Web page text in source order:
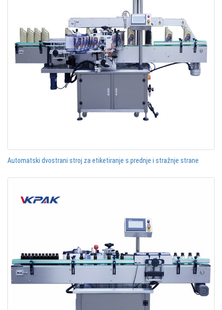
Automatski dvostrani stroj za etiketiranje s prednje i stražnje strane